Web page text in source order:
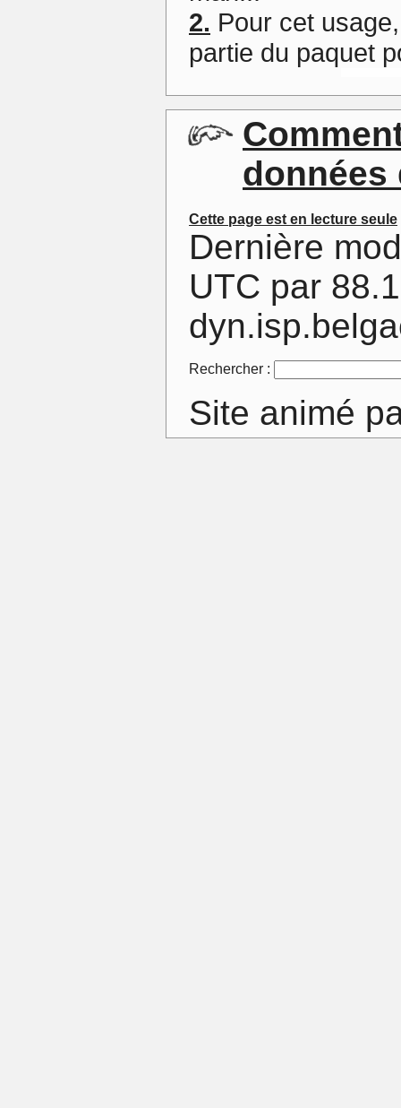
2. Pour cet
partie du paquet
données
Cette page est en lecture seule
Dernière
UTC par
Rechercher :
Site animé